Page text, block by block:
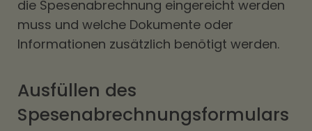
die Spesenabrechnung eingereicht werden
muss und welche Dokumente oder
Informationen zusätzlich benötigt werden.
Ausfüllen des
Spesenabrechnungsformulars